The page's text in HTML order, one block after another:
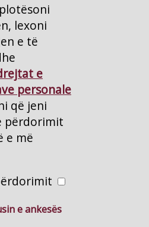
lexoni
e të
e
personale
që jeni
përdorimit
e më
e ankesës